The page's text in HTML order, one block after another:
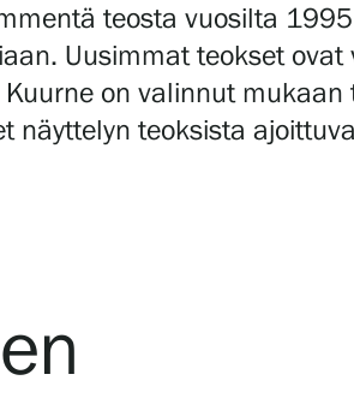
teosta vuosilta
Uusimmat teokset
on valinnut mukaan
näyttelyn teoksista